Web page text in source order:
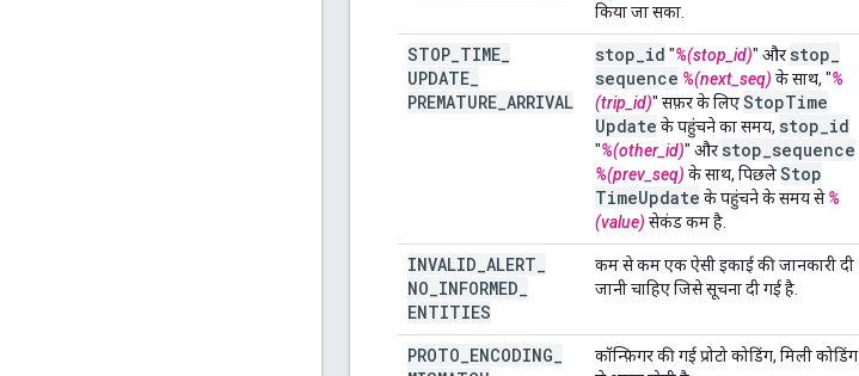
किया जा सका.
STOP TIME
UPDATE
PREMATURE ARRIVAL
stop id "%(stop_id)" और stop
sequence %(next_seq) के साथ, "%
(trip_id)" सफ़र के लिएStopTime
Update के पहुंचने का समय, stop id
"%(other_id)" और stop sequence
%(prev_seq) के साथ, पिछलेStop
TimeUpdate के पहुंचने के समय से%
(value) सेकंड कम है.
INVALID ALERT
NO INFORMED
ENTITIES
कम से कम एक ऐसी इकाई की जानकारी दी
जानी चाहिए जिसे सूचना दी गई है.
PROTO ENCODING
कॉन्फ़िगर की गई प्रोटो कोडिंग, मिली कोडिंग